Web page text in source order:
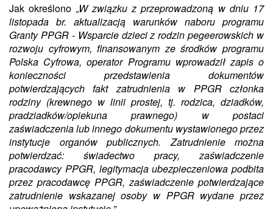
Jak określono „W związku z przeprowadzoną w dniu 17
listopada br. aktualizacją warunków naboru programu
Granty PPGR - Wsparcie dzieci z rodzin pegeerowskich w
rozwoju cyfrowym, finansowanym ze środków programu
Polska Cyfrowa, operator Programu wprowadził zapis o
konieczności przedstawienia dokumentów
potwierdzających fakt zatrudnienia w PPGR członka
rodziny (krewnego w linii prostej, tj. rodzica, dziadków,
pradziadków/opiekuna prawnego) w postaci
zaświadczenia lub innego dokumentu wystawionego przez
instytucje organów publicznych. Zatrudnienie można
potwierdzać: świadectwo pracy, zaświadczenie
pracodawcy PPGR, legitymacja ubezpieczeniowa podbita
przez pracodawcę PPGR, zaświadczenie potwierdzające
zatrudnienie wskazanej osoby w PPGR wydane przez